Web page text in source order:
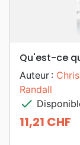
Qu'est-ce
Auteur :
Randall
check
Prix
11,21 CHF